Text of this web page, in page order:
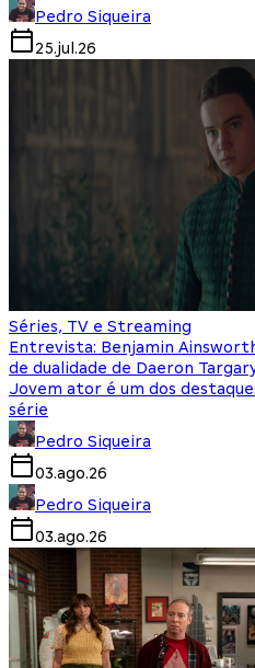
Pedro Siqueira
25.jul.26
Séries, TV e Streaming
Entrevista: Benjamin
de dualidade de Daeron
Jovem ator é um dos
série
Pedro Siqueira
03.ago.26
Pedro Siqueira
03.ago.26